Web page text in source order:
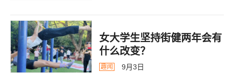
女大学生坚持街健两年会有
什么改变？
趣闻 9月3日